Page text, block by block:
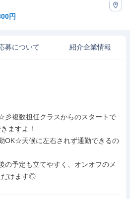
円
募について 紹介企業情報
彡複数担任クラスからのスタートで
ますよ！
OK☆天候に左右されず通勤できるの
の予定も立てやすく、オンオフのメ
だけます◎